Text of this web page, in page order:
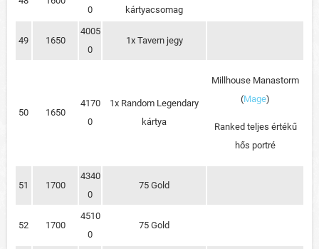
0
kártyacsomag
49 1650
4005
0
1x Tavern jegy
50 1650
4170
0
1x Random Legendary
kártya
Millhouse Manastorm
(Mage)
Ranked teljes értékű
hős portré
51 1700
4340
0
75 Gold
52 1700
4510
0
75 Gold